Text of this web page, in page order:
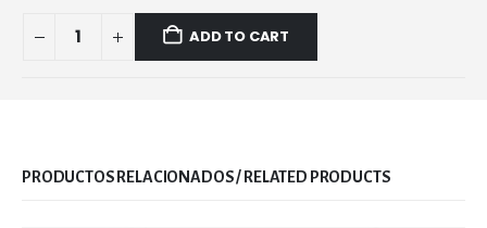
ADD TO CART
RELATED PRODUCTS